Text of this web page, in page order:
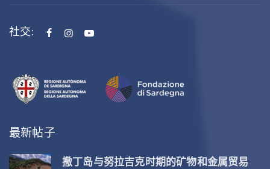
社交:
最新帖子
撒丁岛与努拉吉克时期的矿物和金属贸易